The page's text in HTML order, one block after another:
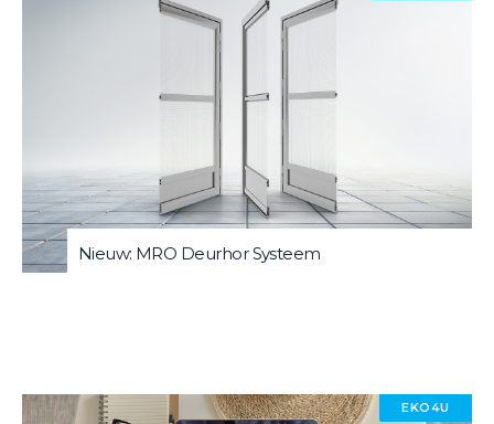
Nieuw: MRO Deurhor Systeem
EKO4U